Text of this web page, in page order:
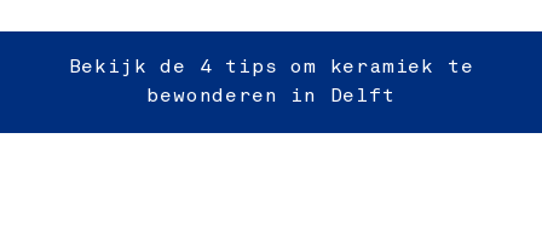
Bekijk de 4 tips om keramiek te
bewonderen in Delft